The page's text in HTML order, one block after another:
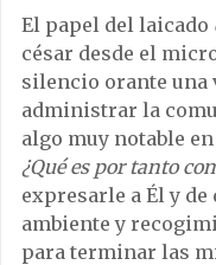
El papel del laicado
césar desde el
silencio orante una
administrar la
algo muy notable
¿Qué es por tanto
expresarle a Él y de
ambiente y
para terminar las